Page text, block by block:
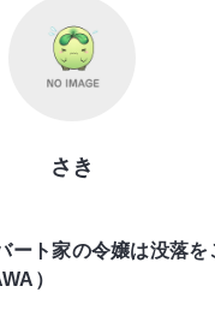
さき
ート家の令嬢は没落を
）